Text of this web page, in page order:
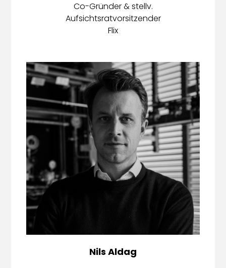
Co-Gründer & stellv.
Aufsichtsratvorsitzender
Flix
Nils Aldag